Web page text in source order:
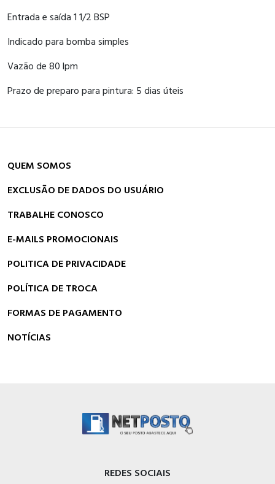
Entrada e saída 1 1/2 BSP
Indicado para bomba simples
Vazão de 80 lpm
Prazo de preparo para pintura: 5 dias úteis
QUEM SOMOS
EXCLUSÃO DE DADOS DO USUÁRIO
TRABALHE CONOSCO
E-MAILS PROMOCIONAIS
POLITICA DE PRIVACIDADE
POLÍTICA DE TROCA
FORMAS DE PAGAMENTO
NOTÍCIAS
REDES SOCIAIS